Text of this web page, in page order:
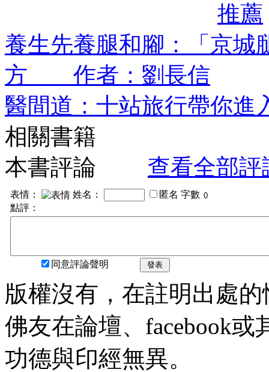
推薦
養生先養腿和腳：「京城
方 作者：劉長信
醫間道：十站旅行帶你
相關書籍
本書評論
查看全部評
表情： 姓名： 匿名 字數
點評：
同意評論聲明 發表
版權沒有，在註明出處
佛友在論壇、facebook
功德與印經無異。